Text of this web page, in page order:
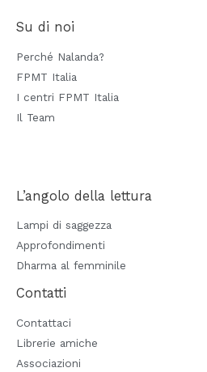
Su di noi
Perché Nalanda?
FPMT Italia
I centri FPMT Italia
Il Team
L’angolo della lettura
Lampi di saggezza
Approfondimenti
Dharma al femminile
Contatti
Contattaci
Librerie amiche
Associazioni